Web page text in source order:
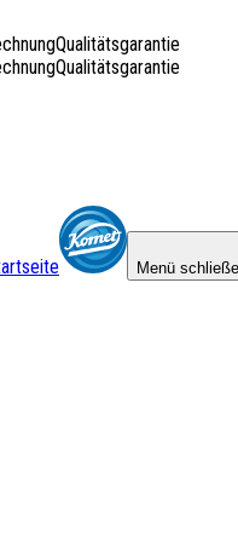
Qualitätsgarantie
Qualitätsgarantie
Menü